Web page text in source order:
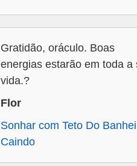
Gratidão, oráculo. Boas
energias estarão em toda a
vida.?
Flor
Sonhar com Teto Do
Caindo